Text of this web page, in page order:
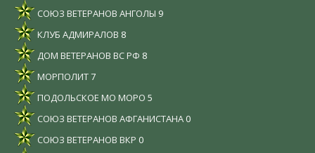
СОЮЗ ВЕТЕРАНОВ АНГОЛЫ 9
КЛУБ АДМИРАЛОВ 8
ДОМ ВЕТЕРАНОВ ВС РФ 8
МОРПОЛИТ7
ПОДОЛЬСКОЕ МО МОРО 5
СОЮЗ ВЕТЕРАНОВ АФГАНИСТАНА 0
СОЮЗ ВЕТЕРАНОВ ВКР 0